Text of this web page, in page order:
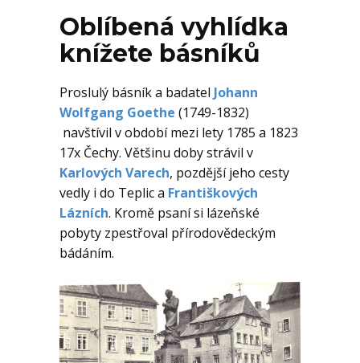
PO STOPÁCH J. W. GOETHA
OSTATNÍ TURISTICKÉ CÍLE
VĚDA A VÝZKUM
KE STAŽENÍ
AKTUALITY
Oblíbená vyhlídka
knížete básníků
Proslulý básník a badatel Johann
Wolfgang Goethe (1749-1832)
navštívil v období mezi lety 1785 a 1823
17x Čechy. Většinu doby strávil v
Karlových Varech, pozdější jeho cesty
vedly i do Teplic a Františkových
Lázních. Kromě psaní si lázeňské
pobyty zpestřoval přírodovědeckým
bádáním.